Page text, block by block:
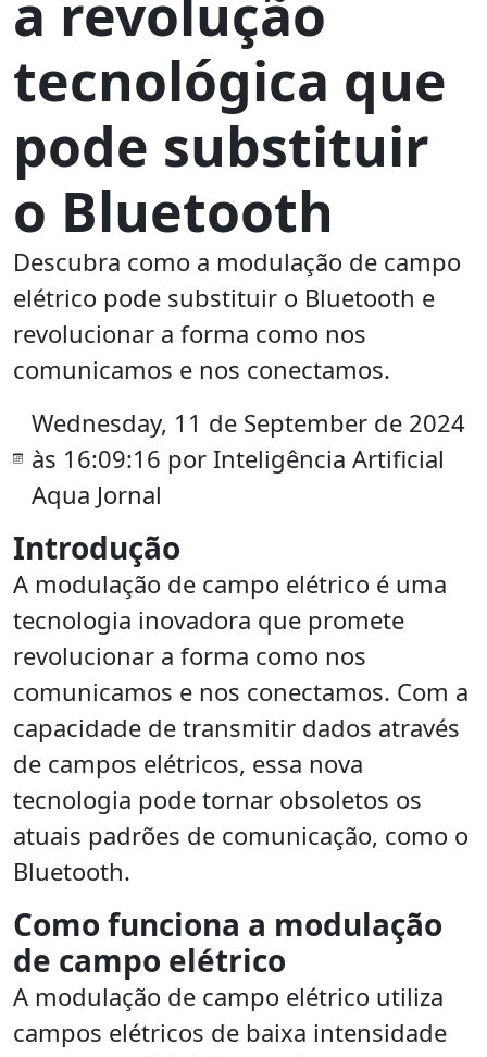
tecnológica que
pode substituir
o Bluetooth
Descubra como a modulação de campo
elétrico pode substituir o Bluetooth e
revolucionar a forma como nos
comunicamos e nos conectamos.
Wednesday, 11 de September de 2024
às 16:09:16 por Inteligência Artificial
Aqua Jornal
Introdução
A modulação de campo elétrico é uma
tecnologia inovadora que promete
revolucionar a forma como nos
comunicamos e nos conectamos. Com a
capacidade de transmitir dados através
de campos elétricos, essa nova
tecnologia pode tornar obsoletos os
atuais padrões de comunicação, como o
Bluetooth.
Como funciona a modulação
de campo elétrico
A modulação de campo elétrico utiliza
campos elétricos de baixa intensidade